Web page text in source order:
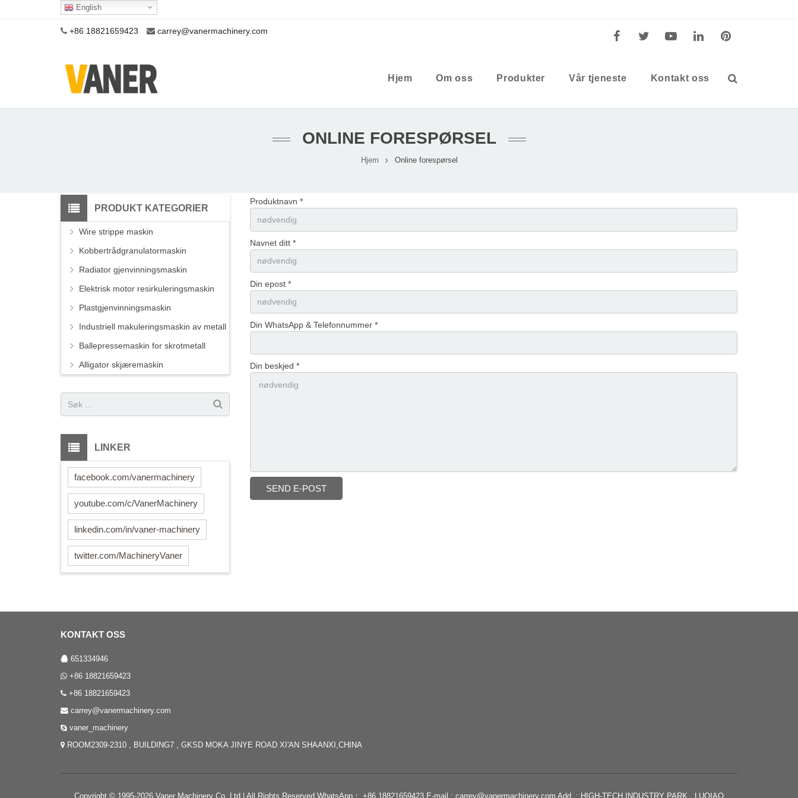
English
+86 18821659423 carrey@vanermachinery.com
Hjem Om oss Produkter Vår tjeneste Kontakt oss
ONLINE FORESPØRSEL
Hjem Online forespørsel
Produktnavn *
Navnet ditt *
Din epost *
Din WhatsApp & Telefonnummer *
Din beskjed *
PRODUKT KATEGORIER
Wire strippe maskin
Kobbertrådgranulatormaskin
Radiator gjenvinningsmaskin
Elektrisk motor resirkuleringsmaskin
Plastgjenvinningsmaskin
Industriell makuleringsmaskin av metall
Ballepressemaskin for skrotmetall
Alligator skjæremaskin
LINKER
facebook.com/vanermachinery
youtube.com/c/VanerMachinery
linkedin.com/in/vaner-machinery
twitter.com/MachineryVaner
KONTAKT OSS
651334946
+86 18821659423
+86 18821659423
carrey@vanermachinery.com
vaner_machinery
ROOM2309-2310 , BUILDING7 , GKSD MOKA JINYE ROAD XI'AN SHAANXI,CHINA
Copyright © 1995-2026 Vaner Machinery Co.,Ltd | All Rights Reserved WhatsApp： +86 18821659423 E-mail : carrey@vanermachinery.com Add. : HIGH-TECH INDUSTRY PARK , LUQIAO